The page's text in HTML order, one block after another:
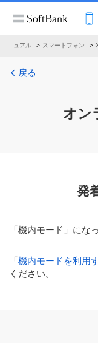
ニュアル スマートフォン
戻る
オン
発
「機内モード」にな
「機内モードを利用
ください。